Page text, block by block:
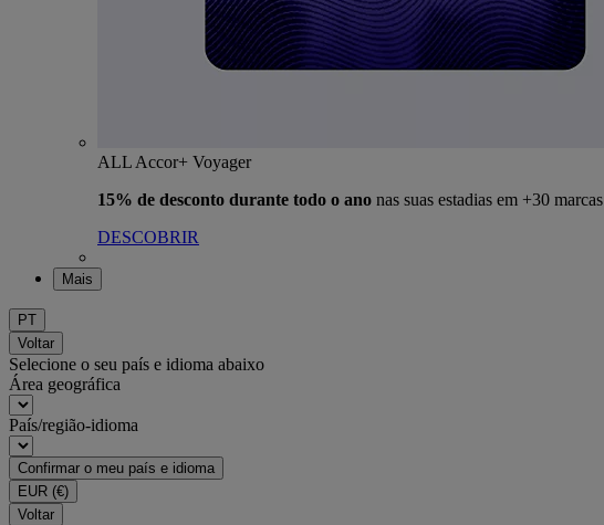
ALL Accor+ Voyager
15% de desconto durante todo o ano nas suas estadias em +30 marcas
DESCOBRIR
Mais
PT
Voltar
Selecione o seu país e idioma abaixo
Área geográfica
País/região-idioma
Confirmar o meu país e idioma
EUR (€)
Voltar